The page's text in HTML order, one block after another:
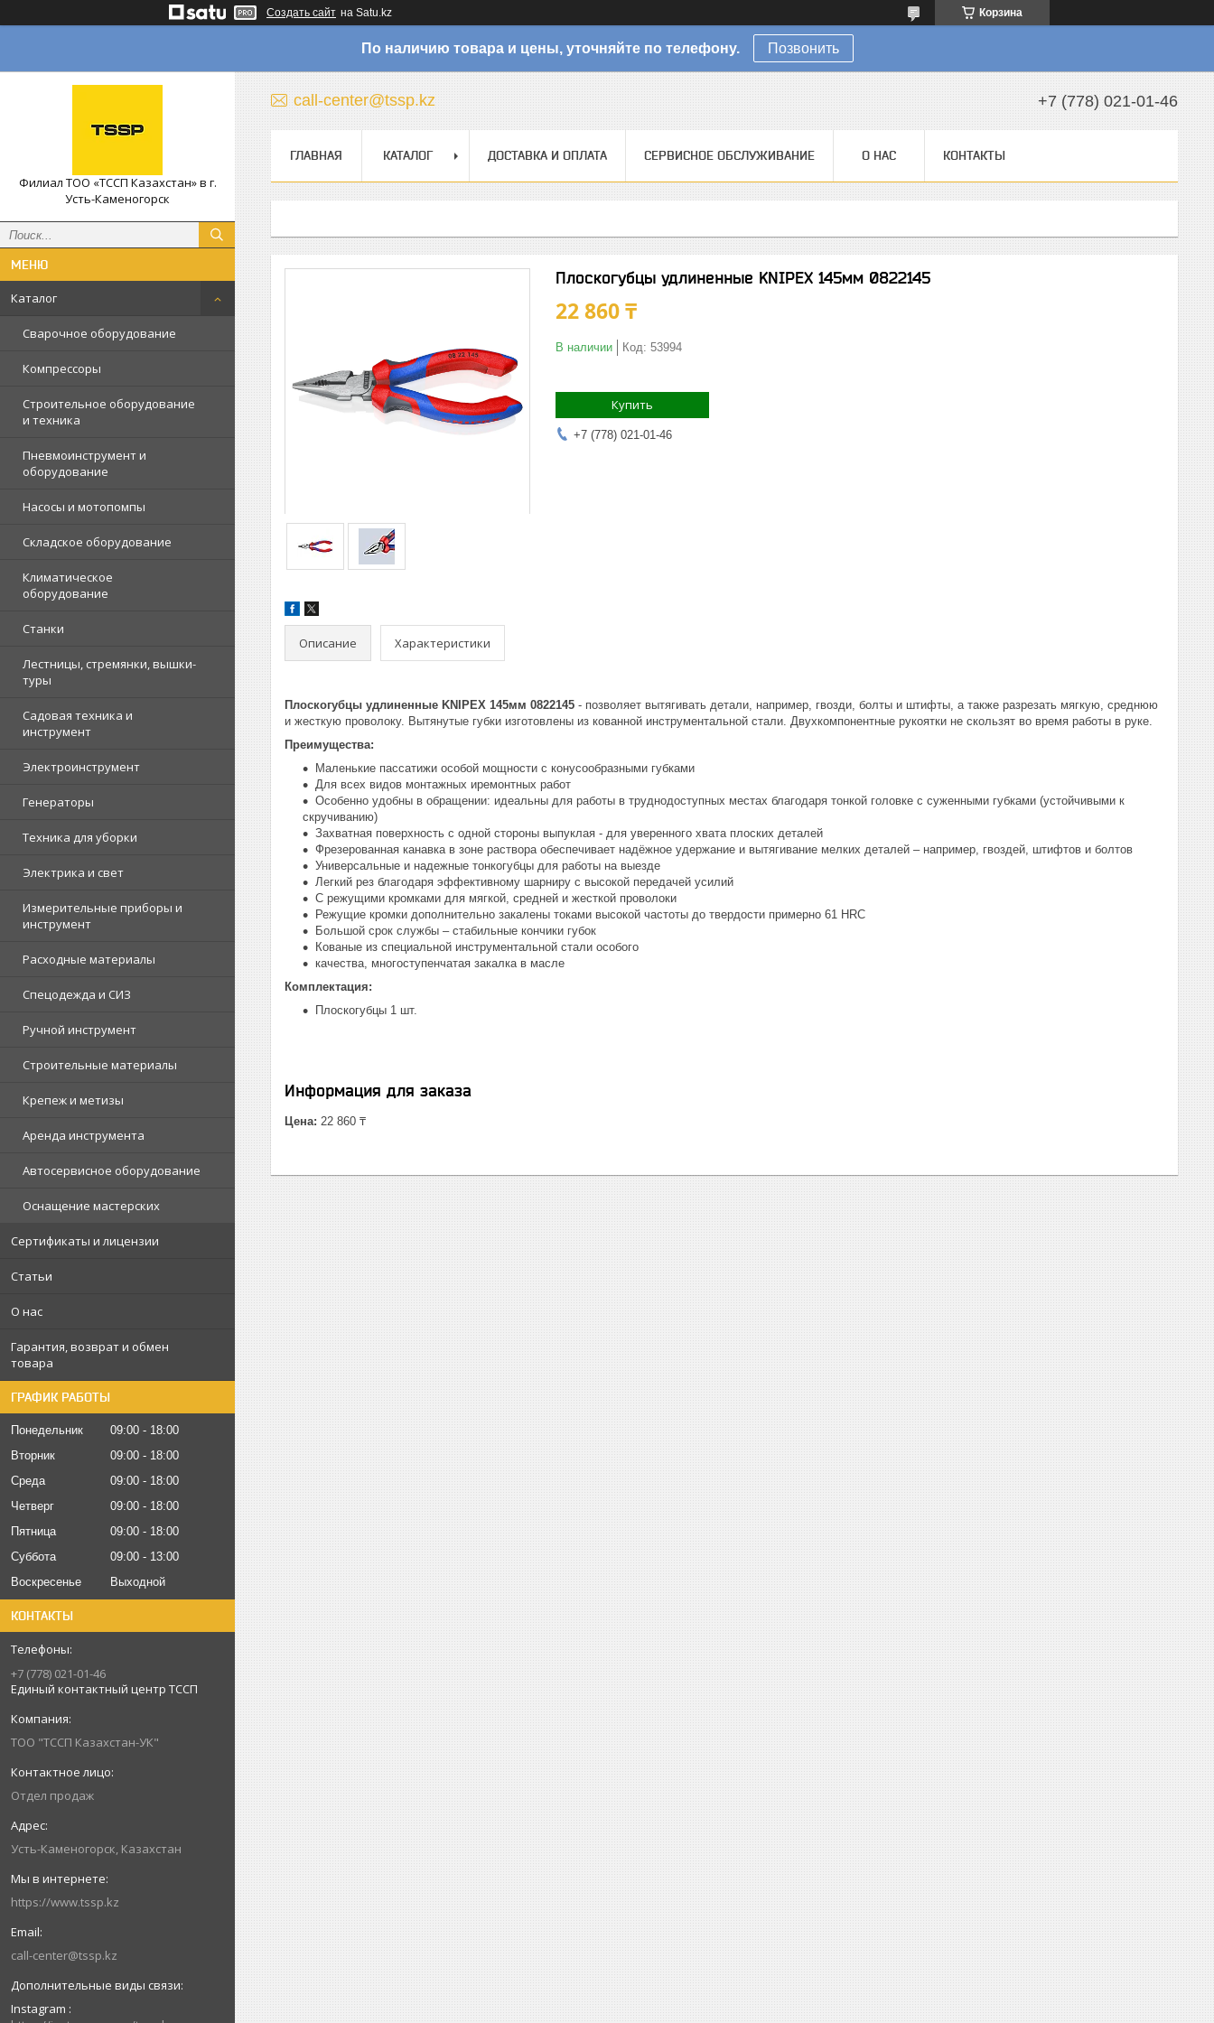
Создать сайт на Satu.kz Корзина
По наличию товара и цены, уточняйте по телефону. Позвонить
Филиал ТОО «ТССП Казахстан» в г.
Усть-Каменогорск
Каталог
Сварочное оборудование
Компрессоры
Строительное оборудование
и техника
Пневмоинструмент и
оборудование
Насосы и мотопомпы
Складское оборудование
Климатическое
оборудование
Станки
Лестницы, стремянки, вышки-
туры
Садовая техника и
инструмент
Электроинструмент
Генераторы
Техника для уборки
Электрика и свет
Измерительные приборы и
инструмент
Расходные материалы
Спецодежда и СИЗ
Ручной инструмент
Строительные материалы
Крепеж и метизы
Аренда инструмента
Автосервисное оборудование
Оснащение мастерских
Сертификаты и лицензии
Статьи
О нас
Гарантия, возврат и обмен
товара
ГРАФИК РАБОТЫ
Понедельник 09:00
18:00
Вторник
09:00
18:00
Среда
09:00
18:00
Четверг
09:00
18:00
Пятница
09:00
18:00
Суббота
09:00
13:00
Воскресенье
Выходной
КОНТАКТЫ
+7 (778) 021-01-46
Единый контактный центр ТССП
ТОО "ТССП Казахстан-УК"
Отдел продаж
Усть-Каменогорск, Казахстан
https://www.tssp.kz
call-center@tssp.kz
Instagram
call-center@tssp.kz +7 (778) 021-01-46
ГЛАВНАЯ КАТАЛОГ ДОСТАВКА И ОПЛАТА СЕРВИСНОЕ ОБСЛУЖИВАНИЕ О НАС КОНТАКТЫ
Плоскогубцы удлиненные KNIPEX 145мм 0822145
22 860 ₸
В наличии Код: 53994
Купить
+7 (778) 021-01-46
Описание Характеристики
Плоскогубцы удлиненные KNIPEX 145мм 0822145 - позволяет вытягивать детали, например, гвозди, болты и штифты, а также разрезать мягкую, среднюю
и жесткую проволоку. Вытянутые губки изготовлены из кованной инструментальной стали. Двухкомпонентные рукоятки не скользят во время работы в руке.
Преимущества:
Маленькие пассатижи особой мощности с конусообразными губками
Для всех видов монтажных иремонтных работ
Особенно удобны в обращении: идеальны для работы в труднодоступных местах благодаря тонкой головке с суженными губками (устойчивыми к
скручиванию)
Захватная поверхность с одной стороны выпуклая - для уверенного хвата плоских деталей
Фрезерованная канавка в зоне раствора обеспечивает надёжное удержание и вытягивание мелких деталей – например, гвоздей, штифтов и болтов
Универсальные и надежные тонкогубцы для работы на выезде
Легкий рез благодаря эффективному шарниру с высокой передачей усилий
С режущими кромками для мягкой, средней и жесткой проволоки
Режущие кромки дополнительно закалены токами высокой частоты до твердости примерно 61 HRC
Большой срок службы – стабильные кончики губок
Кованые из специальной инструментальной стали особого
качества, многоступенчатая закалка в масле
Комплектация:
Плоскогубцы 1 шт.
Информация для заказа
Цена: 22 860 ₸